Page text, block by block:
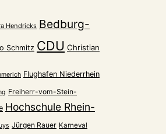
Hendricks Bedburg-
Schmitz CDU Christian
Flughafen Niederrhein
Freiherr-vom-Stein-
Hochschule Rhein-
Jürgen Rauer Karneval